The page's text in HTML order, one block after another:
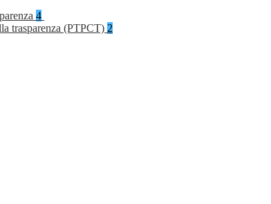
4
trasparenza (PTPCT) 2